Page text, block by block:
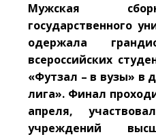
Мужская
государственного
одержала
всероссийских
«Футзал – в вузы» в
лига». Финал
апреля,
учреждений